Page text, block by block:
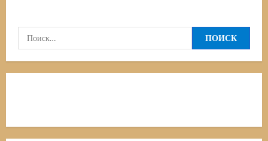
на
Дороги,
бензин,
знать
Найти: